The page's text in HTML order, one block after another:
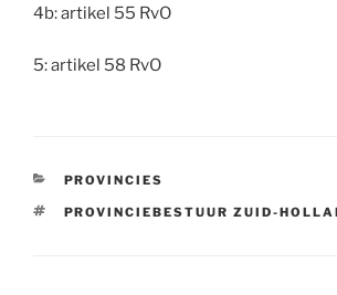
4b: artikel 55 RvO
5: artikel 58 RvO
CATEGORIEËN
PROVINCIES
TAGS
PROVINCIEBESTUUR ZUID-